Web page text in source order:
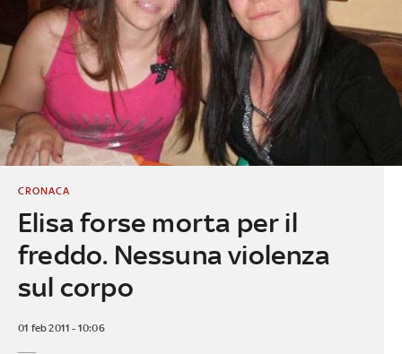
Elisa forse morta per il
freddo. Nessuna violenza
sul corpo
CRONACA
01 feb 2011 - 10:06